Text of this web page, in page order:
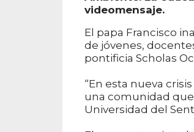
videomensaje.
El papa Francisco
de jóvenes,
pontificia Scholas
“En esta nueva
una comunidad
Universidad del